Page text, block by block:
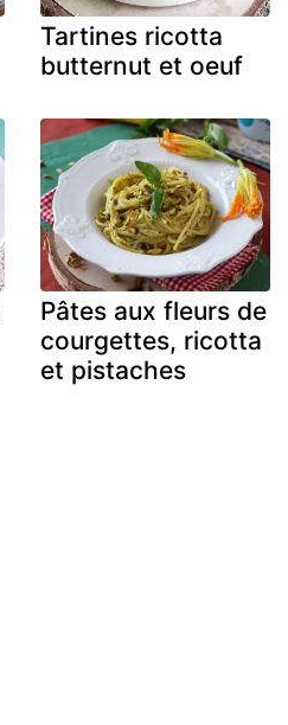
Tartines ricotta
butternut et oeuf
Pâtes aux fleurs de
courgettes, ricotta
et pistaches